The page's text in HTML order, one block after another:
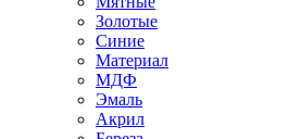
Золотые
Синие
Материал
МДФ
Эмаль
Акрил